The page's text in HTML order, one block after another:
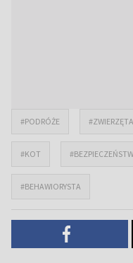
#PODRÓŻE #ZWIERZĘTA
#KOT
#BEHAWIORYSTA